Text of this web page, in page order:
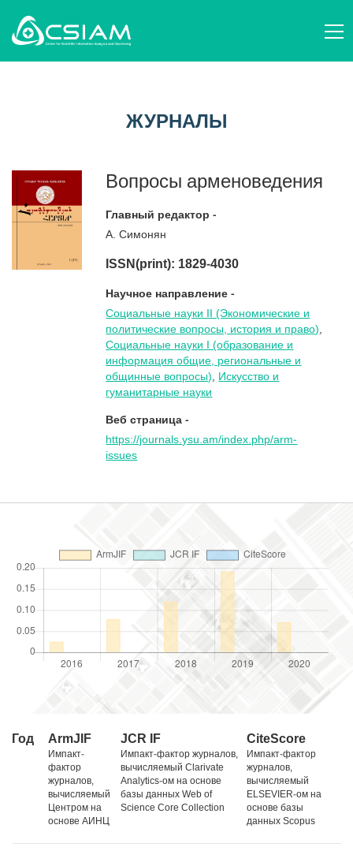
ВОПРОСЫ НАУКОВЕДЕНИЯ
ПУБЛИКАЦИИ
КОНТАКТЫ
ЖУРНАЛЫ
Вопросы арменоведения
Главный редактор -
А. Симонян
ISSN(print): 1829-4030
Научное направление -
Социальные науки II (Экономические и
политические вопросы, история и право),
Социальные науки I (oбразование и
информация общие, региональные и
общинные вопросы), Искусство и
гуманитарные науки
Веб страница -
https://journals.ysu.am/index.php/arm-
issues
Год ArmJIF
Импакт-
фактор
журналов,
вычисляемый
Центром на
основе АИНЦ
JCR IF
Импакт-фактор журналов,
вычисляемый Clarivate
Analytics-ом на основе
базы данных Web of
Science Core Collection
CiteScore
Импакт-фактор
журналов,
вычисляемый
ELSEVIER-ом на
основе базы
данных Scopus